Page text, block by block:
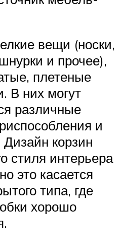
вещи (носки,
и прочее),
плетеные
В них могут
различные
и
корзин
стиля интерьера
это касается
типа, где
хорошо